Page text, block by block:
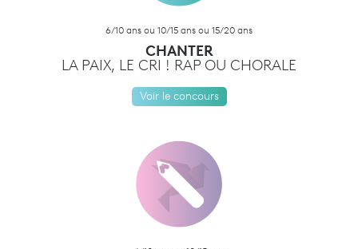
6/10 ans ou 10/15 ans ou 15/20 ans
CHANTER
LA PAIX, LE CRI ! RAP OU CHORALE
Voir le concours